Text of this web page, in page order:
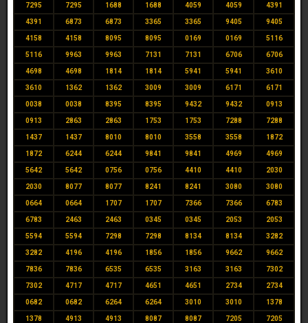
7295 7295 1688 1688 4059 4059 4391
4391 6873 6873 3365 3365 9405 9405
4158 4158 8095 8095 0169 0169 5116
5116 9963 9963 7131 7131 6706 6706
4698 4698 1814 1814 5941 5941 3610
3610 1362 1362 3009 3009 6171 6171
0038 0038 8395 8395 9432 9432 0913
0913 2863 2863 1753 1753 7288 7288
1437 1437 8010 8010 3558 3558 1872
1872 6244 6244 9841 9841 4969 4969
5642 5642 0756 0756 4410 4410 2030
2030 8077 8077 8241 8241 3080 3080
0664 0664 1707 1707 7366 7366 6783
6783 2463 2463 0345 0345 2053 2053
5594 5594 7298 7298 8134 8134 3282
3282 4196 4196 1856 1856 9662 9662
7836 7836 6535 6535 3163 3163 7302
7302 4717 4717 4651 4651 2734 2734
0682 0682 6264 6264 3010 3010 1378
1378 4913 4913 8087 8087 7205 7205